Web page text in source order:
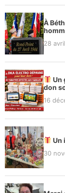
À
28
Un
don
16
Un
30